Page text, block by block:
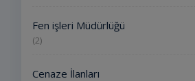
Fen işleri Müdürlüğü
(2)
Cenaze İlanları